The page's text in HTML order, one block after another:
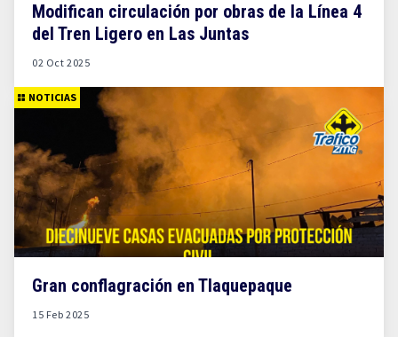
Modifican circulación por obras de la Línea 4
del Tren Ligero en Las Juntas
02 Oct 2025
NOTICIAS
Gran conflagración en Tlaquepaque
15 Feb 2025